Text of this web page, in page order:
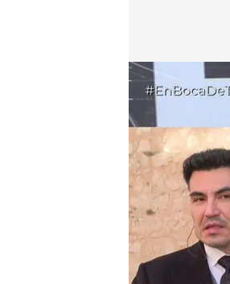
Alfredo Arrien,
18 NOV